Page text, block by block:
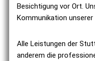
Besichtigung vor Ort.
Kommunikation
Alle Leistungen der
anderem die